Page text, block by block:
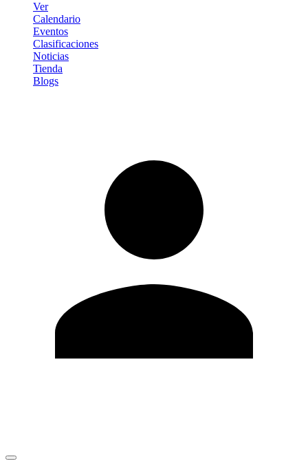
Ver
Calendario
Eventos
Clasificaciones
Noticias
Tienda
Blogs